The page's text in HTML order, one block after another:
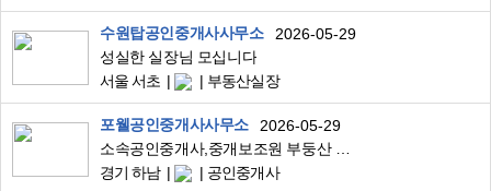
수원탑공인중개사사무소
2026-05-29
성실한 실장님 모십니다
서울 서초
부동산실장
포웰공인중개사사무소
2026-05-29
경기 하남
공인중개사